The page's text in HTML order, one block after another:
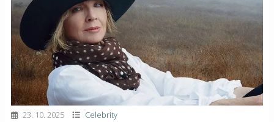
23. 10. 2025 Celebrity